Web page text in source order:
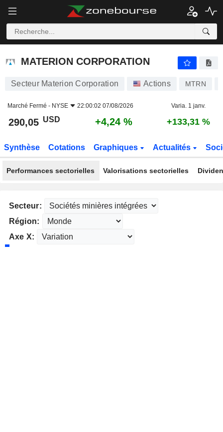
MATERION CORPORATION
MATERION CORPORATION
Secteur Materion Corporation Actions MTRN
Marché Fermé - NYSE 22:00:02 07/08/2026 Varia. 1 janv.
290,05 USD +4,24 % +133,31 %
Synthèse Cotations Graphiques Actualités
Performances sectorielles Valorisations sectorielles
Secteur:
Région:
Axe X: